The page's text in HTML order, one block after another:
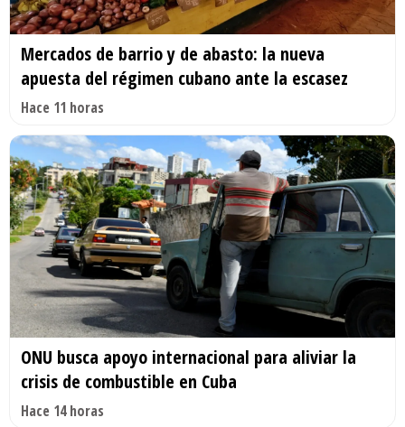
Mercados de barrio y de abasto: la nueva
apuesta del régimen cubano ante la escasez
Hace 11 horas
ONU busca apoyo internacional para aliviar la
crisis de combustible en Cuba
Hace 14 horas